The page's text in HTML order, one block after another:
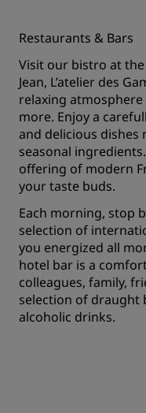
Restaurants & Bars
Visit our bistro at
Jean, L’atelier des
relaxing
more. Enjoy a
and delicious dishes
seasonal
offering of modern
your taste buds.
Each morning, stop
selection of
you energized all
hotel bar is a
colleagues, family,
selection of draught
alcoholic drinks.